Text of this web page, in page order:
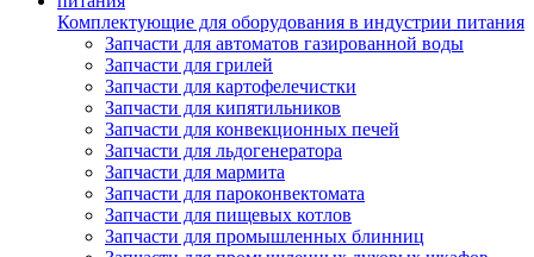
Комплектующие для оборудования в индустрии питания
Запчасти для автоматов газированной воды
Запчасти для грилей
Запчасти для картофелечистки
Запчасти для кипятильников
Запчасти для конвекционных печей
Запчасти для льдогенератора
Запчасти для мармита
Запчасти для пароконвектомата
Запчасти для пищевых котлов
Запчасти для промышленных блинниц